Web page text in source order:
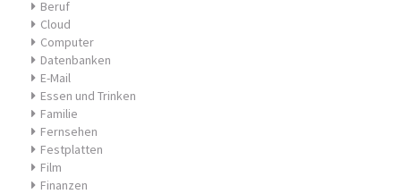
Beruf
Cloud
Computer
Datenbanken
E-Mail
Essen und Trinken
Familie
Fernsehen
Festplatten
Film
Finanzen